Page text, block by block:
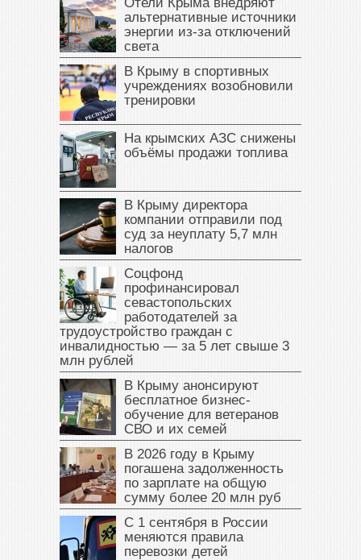
альтернативные источники
энергии из-за отключений
света
В Крыму в спортивных
учреждениях возобновили
тренировки
На крымских АЗС снижены
объёмы продажи топлива
В Крыму директора
компании отправили под
суд за неуплату 5,7 млн
налогов
Соцфонд
профинансировал
севастопольских
работодателей за
трудоустройство граждан с
инвалидностью — за 5 лет свыше 3
млн рублей
В Крыму анонсируют
бесплатное бизнес-
обучение для ветеранов
СВО и их семей
В 2026 году в Крыму
погашена задолженность
по зарплате на общую
сумму более 20 млн руб
С 1 сентября в России
меняются правила
перевозки детей